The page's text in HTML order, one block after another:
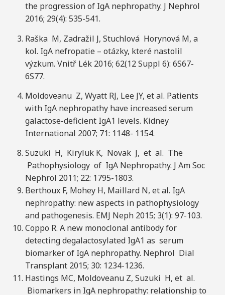
the progression of IgA nephropathy. J Nephrol
2016; 29(4): 535-541.
Raška M, Zadražil J, Stuchlová Horynová M, a
kol. IgA nefropatie – otázky, které nastolil
výzkum. Vnitř Lék 2016; 62(12 Suppl 6): 6S67-
6S77.
Moldoveanu Z, Wyatt RJ, Lee JY, et al. Patients
with IgA nephropathy have increased serum
galactose-deficient IgA1 levels. Kidney
International 2007; 71: 1148- 1154.
Suzuki H, Kiryluk K, Novak J, et al. The
Pathophysiology of IgA Nephropathy. J Am Soc
Nephrol 2011; 22: 1795-1803.
Berthoux F, Mohey H, Maillard N, et al. IgA
nephropathy: new aspects in pathophysiology
and pathogenesis. EMJ Neph 2015; 3(1): 97-103.
Coppo R. A new monoclonal antibody for
detecting degalactosylated IgA1 as serum
biomarker of IgA nephropathy. Nephrol Dial
Transplant 2015; 30: 1234-1236.
Hastings MC, Moldoveanu Z, Suzuki H, et al.
Biomarkers in IgA nephropathy: relationship to